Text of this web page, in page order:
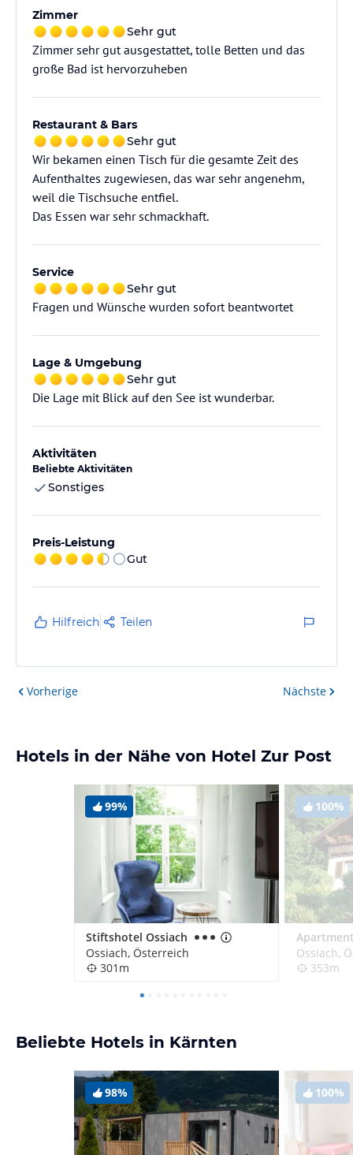
Zimmer
Sehr gut
Zimmer sehr gut ausgestattet, tolle Betten und das
große Bad ist hervorzuheben
Restaurant & Bars
Sehr gut
Wir bekamen einen Tisch für die gesamte Zeit des
Aufenthaltes zugewiesen, das war sehr angenehm,
weil die Tischsuche entfiel.
Das Essen war sehr schmackhaft.
Service
Sehr gut
Fragen und Wünsche wurden sofort beantwortet
Lage & Umgebung
Sehr gut
Die Lage mit Blick auf den See ist wunderbar.
Aktivitäten
Beliebte Aktivitäten
Sonstiges
Preis-Leistung
Gut
Hilfreich Teilen
Vorherige Nächste
Hotels in der Nähe von Hotel Zur Post
99%
Stiftshotel Ossiach
Ossiach, Österreich
301m
100%
Ossiach,
353m
Beliebte Hotels in Kärnten
98% 100%